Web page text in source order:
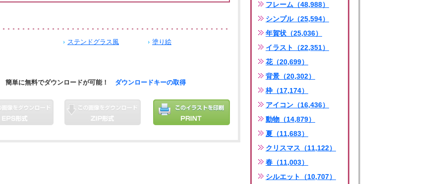
ステンドグラス風
塗り絵
簡単に無料でダウンロードが可能！ ダウンロードキーの取得
フレーム（48,988）
シンプル（25,594）
年賀状（25,036）
イラスト（22,351）
花（20,699）
背景（20,302）
枠（17,174）
アイコン（16,436）
動物（14,879）
夏（11,683）
クリスマス（11,122）
春（11,003）
シルエット（10,707）